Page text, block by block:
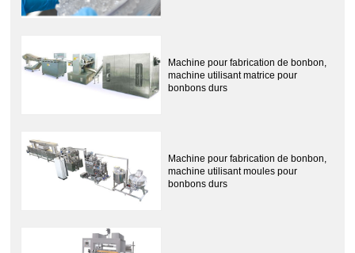
Machine pour fabrication de bonbon,
machine utilisant matrice pour
bonbons durs
Machine pour fabrication de bonbon,
machine utilisant moules pour
bonbons durs